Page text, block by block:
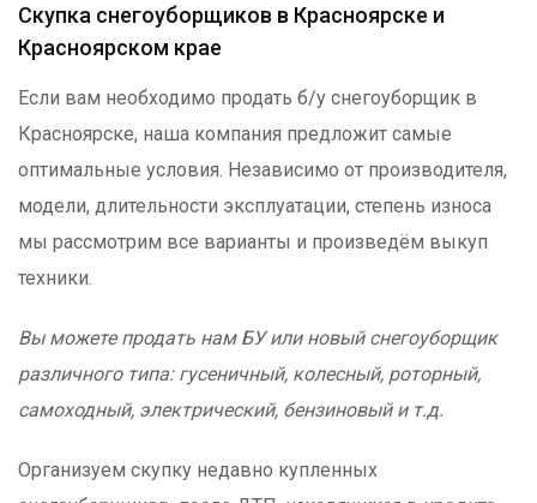
Скупка снегоуборщиков в Красноярске и
Красноярском крае
Если вам необходимо продать б/у снегоуборщик в
Красноярске, наша компания предложит самые
оптимальные условия. Независимо от производителя,
модели, длительности эксплуатации, степень износа
мы рассмотрим все варианты и произведём выкуп
техники.
Вы можете продать нам БУ или новый снегоуборщик
различного типа: гусеничный, колесный, роторный,
самоходный, электрический, бензиновый и т.д.
Организуем скупку недавно купленных